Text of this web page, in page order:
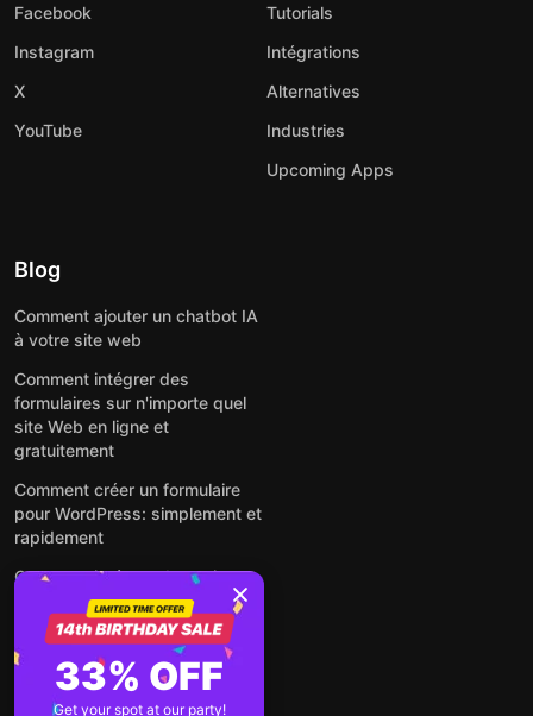
Facebook
Instagram
X
YouTube
Tutorials
Intégrations
Alternatives
Industries
Upcoming Apps
Blog
Comment ajouter un chatbot IA
à votre site web
Comment intégrer des
formulaires sur n'importe quel
site Web en ligne et
gratuitement
Comment créer un formulaire
pour WordPress: simplement et
rapidement
Comment intégrer des avis
Google gratuitement sur un site
web
Comment intégrer une fenêtre
contextuelle sur n'importe quel
site Web
33% OFF
Get your spot at our party!